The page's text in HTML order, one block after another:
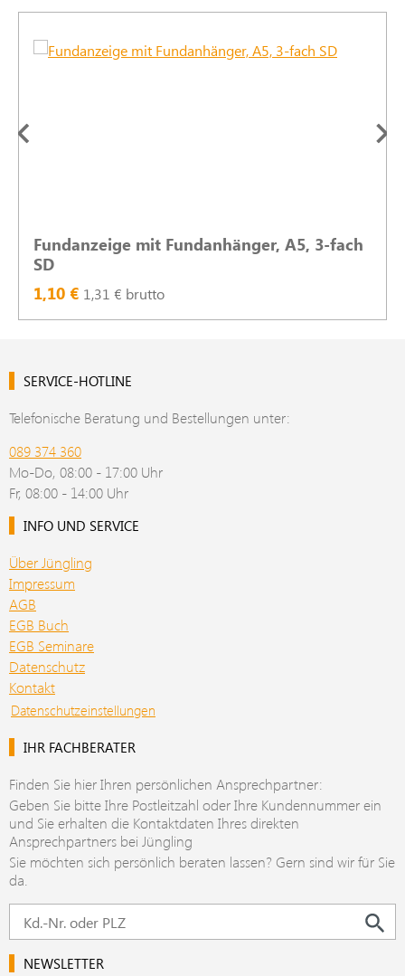
Fundanzeige mit Fundanhänger, A5, 3-fach
SD
1,10 € 1,31 € brutto
SERVICE-HOTLINE
Telefonische Beratung und Bestellungen unter:
089 374 360
Mo-Do, 08:00 - 17:00 Uhr
Fr, 08:00 - 14:00 Uhr
INFO UND SERVICE
Über Jüngling
Impressum
AGB
EGB Buch
EGB Seminare
Datenschutz
Kontakt
Datenschutzeinstellungen
IHR FACHBERATER
Finden Sie hier Ihren persönlichen Ansprechpartner:
Geben Sie bitte Ihre Postleitzahl oder Ihre Kundennummer ein
und Sie erhalten die Kontaktdaten Ihres direkten
Ansprechpartners bei Jüngling
Sie möchten sich persönlich beraten lassen? Gern sind wir für Sie
da.
NEWSLETTER